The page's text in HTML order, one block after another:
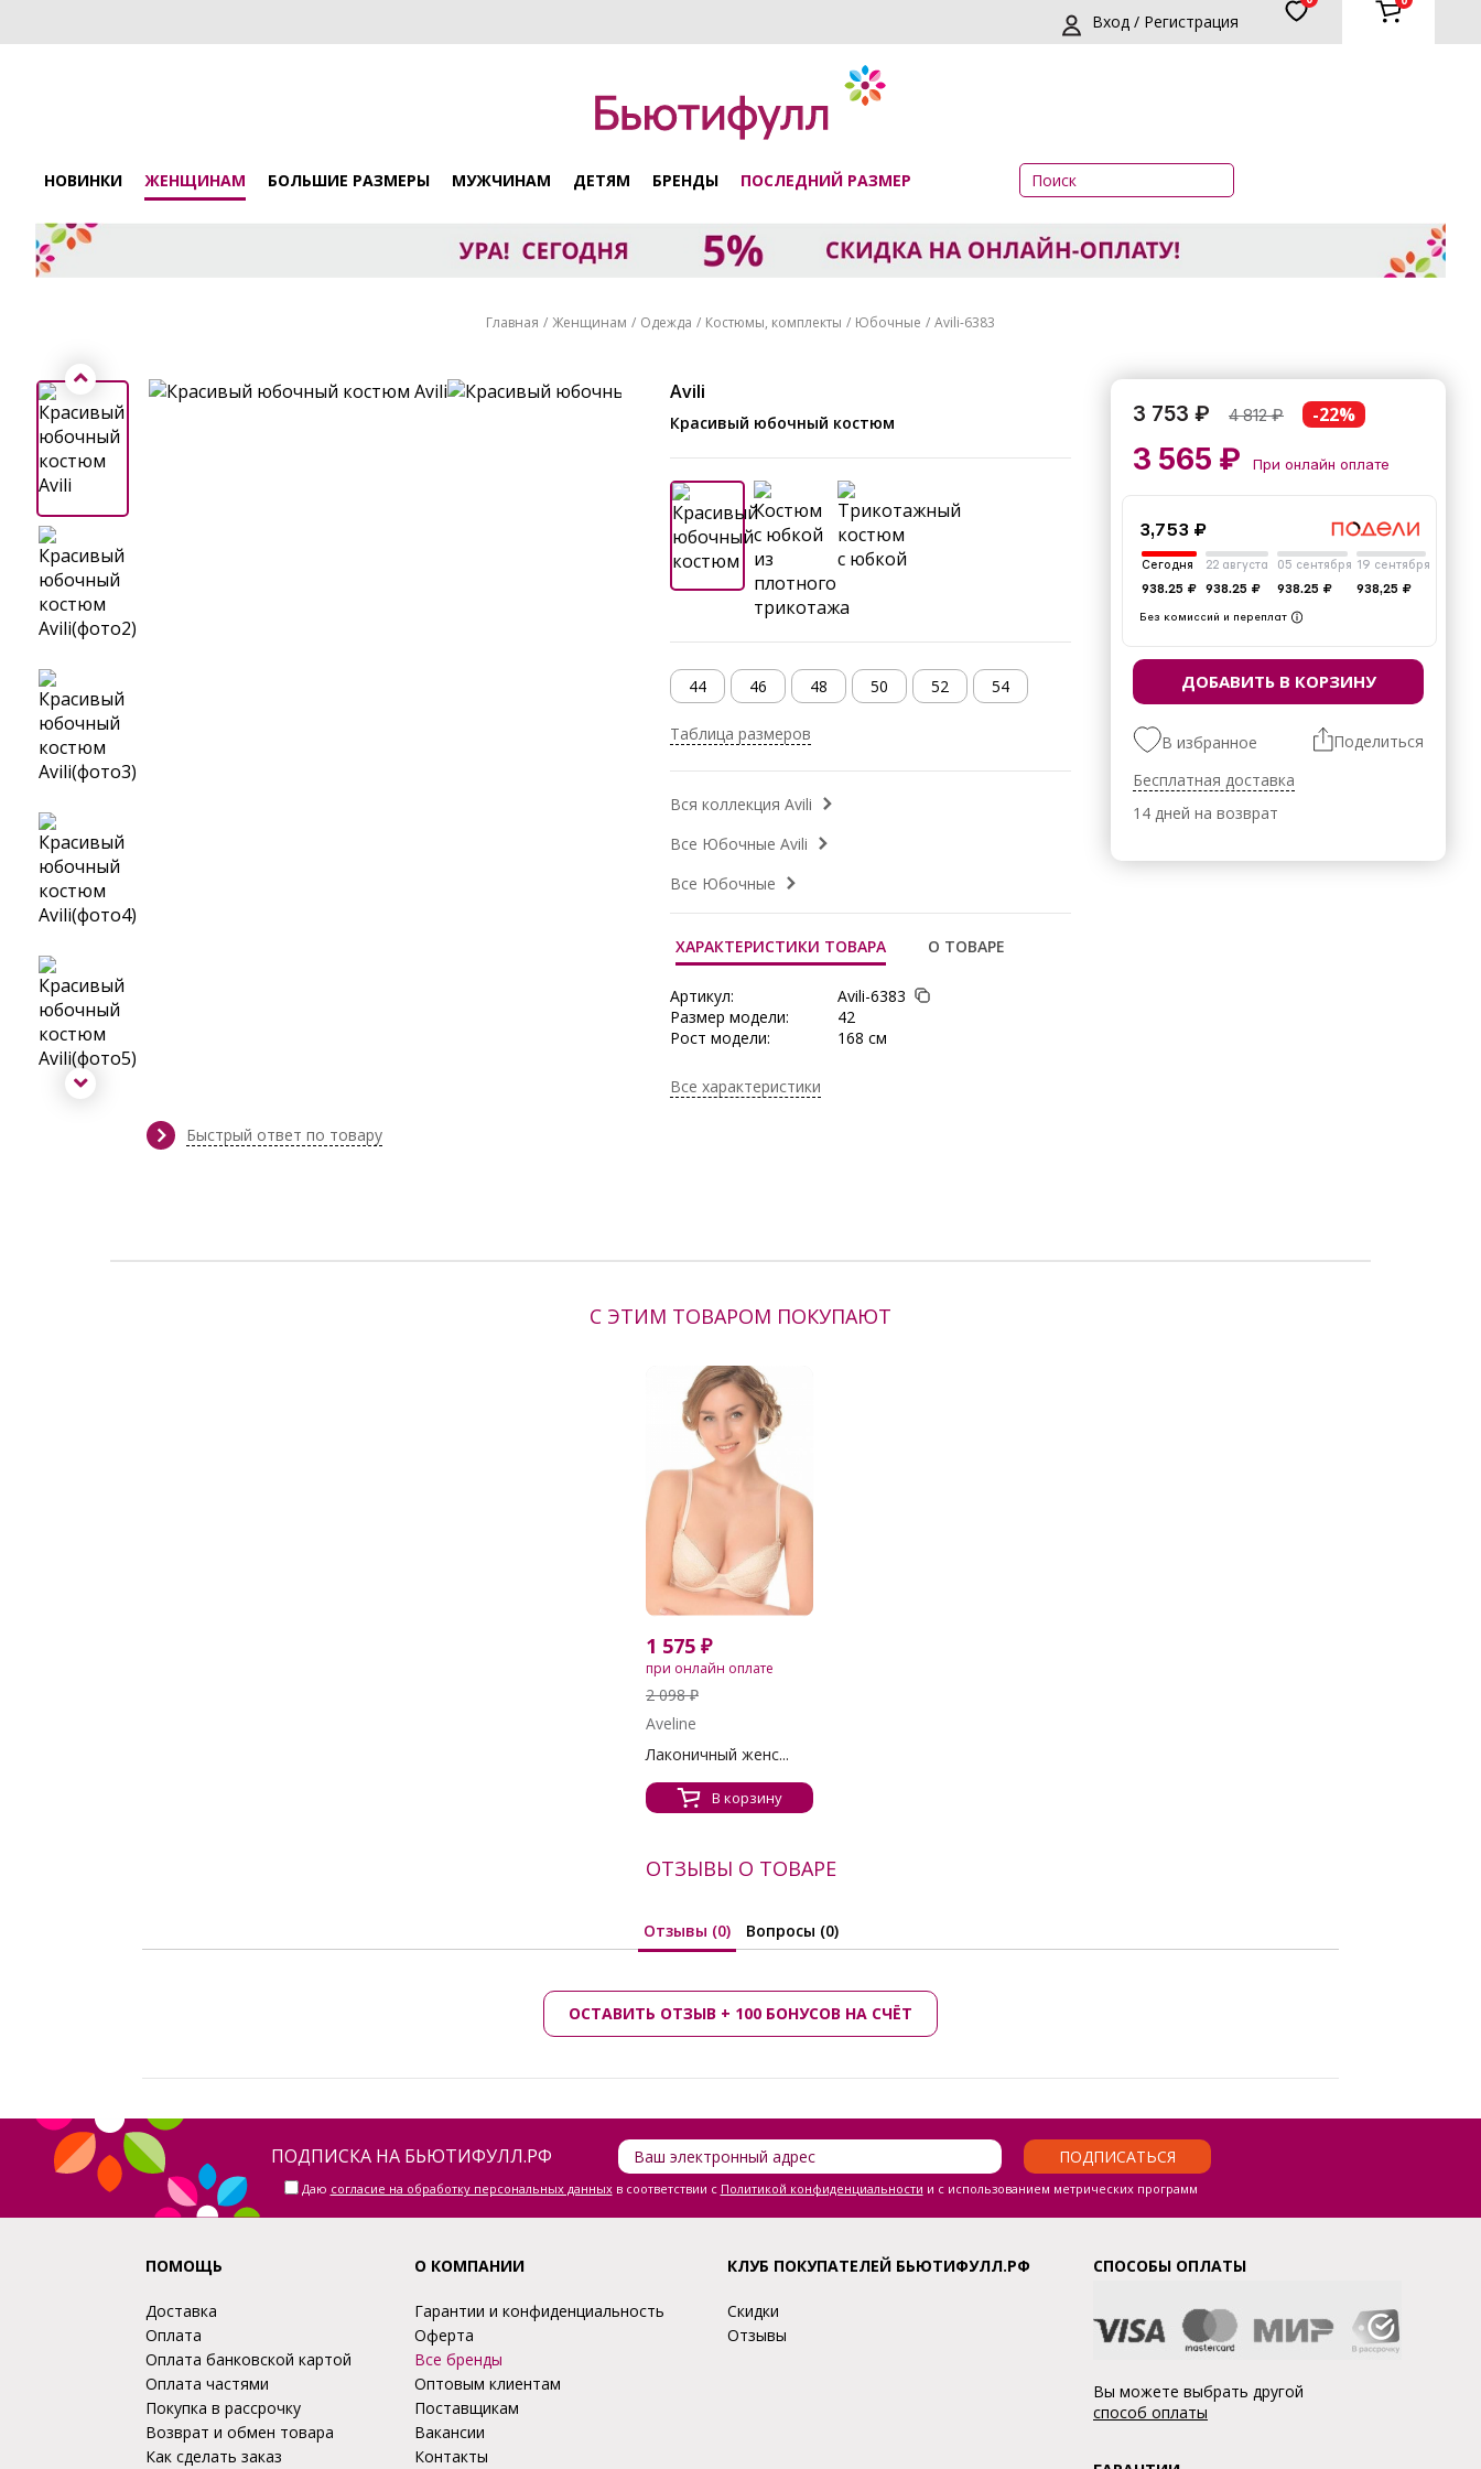
Вход / Регистрация
НОВИНКИ ЖЕНЩИНАМ БОЛЬШИЕ РАЗМЕРЫ МУЖЧИНАМ ДЕТЯМ БРЕНДЫ ПОСЛЕДНИЙ РАЗМЕР
Главная Женщинам Одежда Костюмы, комплекты Юбочные Avili-6383
Быстрый ответ по товару
Avili
Красивый юбочный костюм
44 46 48 50 52 54
Таблица размеров
Вся коллекция Avili
Все Юбочные Avili
Все Юбочные
ХАРАКТЕРИСТИКИ ТОВАРА О ТОВАРЕ
Артикул:
Avili-6383
Размер модели:
42
Рост модели:
168 см
Тип ткани:
Все характеристики
3 753 ₽ 4 812₽ -22%
3 565 ₽ При онлайн оплате
3,753 ₽
Сегодня
938.25 ₽
22 августа
938.25 ₽
05 сентября
938.25 ₽
19 сентября
938,25 ₽
Без комиссий и переплат
ДОБАВИТЬ В КОРЗИНУ
В избранное
Поделиться
Бесплатная доставка
14 дней на возврат
С ЭТИМ ТОВАРОМ ПОКУПАЮТ
1 575 ₽
при онлайн оплате
2 098 ₽
Aveline
Лаконичный женс...
В корзину
ОТЗЫВЫ О ТОВАРЕ
Отзывы (0) Вопросы (0)
ОСТАВИТЬ ОТЗЫВ + 100 БОНУСОВ НА СЧЁТ
ПОДПИСКА НА БЬЮТИФУЛЛ.РФ ПОДПИСАТЬСЯ
Даю согласие на обработку персональных данныхв соответствии с Политикой конфиденциальности и с использованием метрических программ
ПОМОЩЬ
Доставка
Оплата
Оплата банковской картой
Оплата частями
Покупка в рассрочку
Возврат и обмен товара
Как сделать заказ
О КОМПАНИИ
Гарантии и конфиденциальность
Оферта
Все бренды
Оптовым клиентам
Поставщикам
Вакансии
Контакты
КЛУБ ПОКУПАТЕЛЕЙ БЬЮТИФУЛЛ.РФ
Скидки
Отзывы
СПОСОБЫ ОПЛАТЫ
Вы можете выбрать другой
способ оплаты